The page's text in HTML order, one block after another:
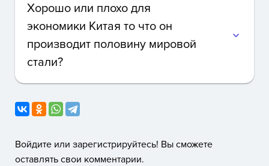
Хорошо или плохо для
экономики Китая то что он
производит половину мировой
стали?
expand_more
Войдите или зарегистрируйтесь! Вы сможете
оставлять свои комментарии.